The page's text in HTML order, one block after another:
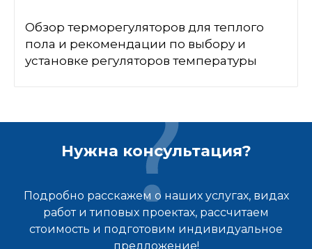
Обзор терморегуляторов для теплого
пола и рекомендации по выбору и
установке регуляторов температуры
Нужна консультация?
Подробно расскажем о наших услугах, видах
работ и типовых проектах, рассчитаем
стоимость и подготовим индивидуальное
предложение!